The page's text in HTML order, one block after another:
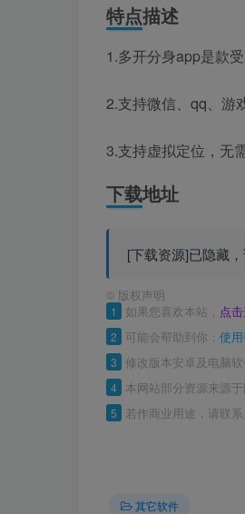
特点描述
1.多开分身app是款
2.支持微信、qq、游
3.支持虚拟定位，无需
下载地址
[下载资源]已隐藏
© 版权声明
1 如果您喜欢本站， 点
2 可能会帮助到你： 使
3 修改版本安卓及电脑
4 本网站部分资源来源
5 若作商业用途，请联
其它软件